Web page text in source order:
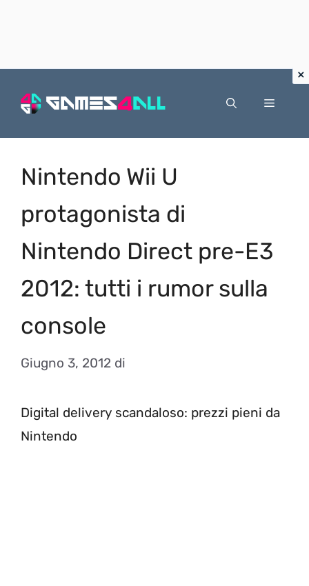
Menu
Nintendo Wii U
protagonista di
Nintendo Direct pre-E3
2012: tutti i rumor sulla
console
Giugno 3, 2012 di
Digital delivery scandaloso: prezzi pieni da
Nintendo